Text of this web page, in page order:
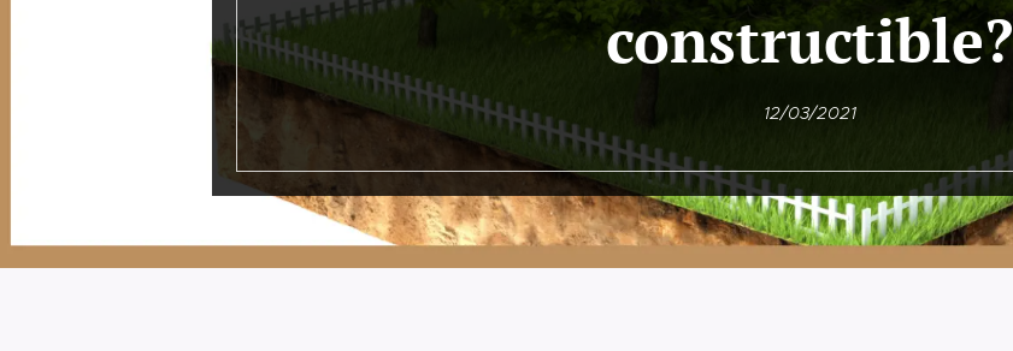
constructible?
12/03/2021